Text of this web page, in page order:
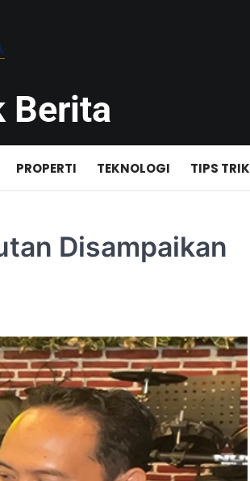
Berita
PROPERTI TEKNOLOGI TIPS TRIK
Disampaikan